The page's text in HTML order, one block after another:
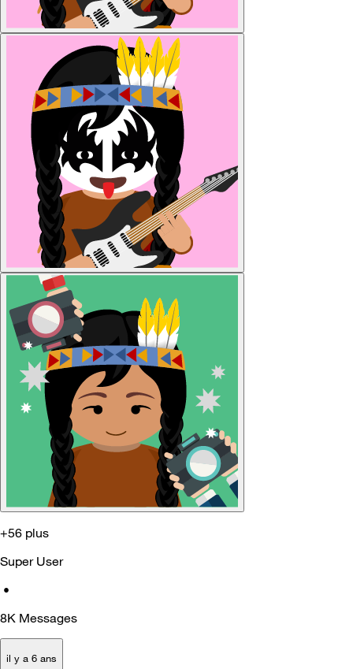
+56 plus
Super User
•
8K Messages
il y a 6 ans